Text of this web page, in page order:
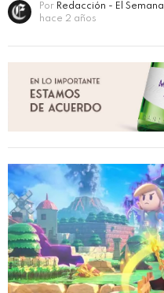
Por Redacción - El Semanal
hace 2 años